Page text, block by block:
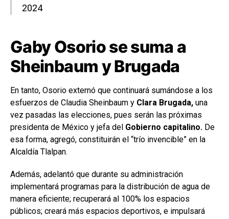
2024
Gaby Osorio se suma a
Sheinbaum y Brugada
En tanto, Osorio externó que continuará sumándose a los
esfuerzos de Claudia Sheinbaum y Clara Brugada, una
vez pasadas las elecciones, pues serán las próximas
presidenta de México y jefa del Gobierno capitalino. De
esa forma, agregó, constituirán el “trío invencible” en la
Alcaldía Tlalpan.
Además, adelantó que durante su administración
implementará programas para la distribución de agua de
manera eficiente; recuperará al 100% los espacios
públicos; creará más espacios deportivos, e impulsará